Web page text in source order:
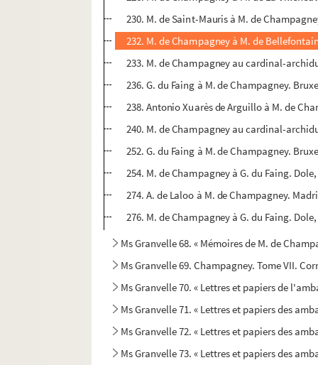
230. M. de Saint-Mauris à M. de
232. M. de Champagney à M. de
233. M. de Champagney au cardinal-
236. G. du Faing à M. de Champagney.
238. Antonio Xuarès de Arguillo à M. de
240. M. de Champagney au cardinal-
252. G. du Faing à M. de Champagney.
254. M. de Champagney à G. du Faing.
274. A. de Laloo à M. de Champagney.
276. M. de Champagney à G. du Faing.
Ms Granvelle 68. « Mémoires de M. de
Ms Granvelle 69. Champagney. Tome VII.
Ms Granvelle 70. « Lettres et papiers de
Ms Granvelle 71. « Lettres et papiers des
Ms Granvelle 72. « Lettres et papiers des
Ms Granvelle 73. « Lettres et papiers des